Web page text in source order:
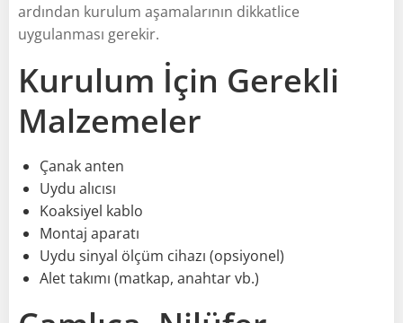
ardından kurulum aşamalarının dikkatlice
uygulanması gerekir.
Kurulum İçin Gerekli
Malzemeler
Çanak anten
Uydu alıcısı
Koaksiyel kablo
Montaj aparatı
Uydu sinyal ölçüm cihazı (opsiyonel)
Alet takımı (matkap, anahtar vb.)